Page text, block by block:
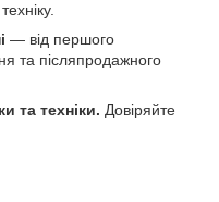
— від першого
та післяпродажного
та техніки. Довіряйте